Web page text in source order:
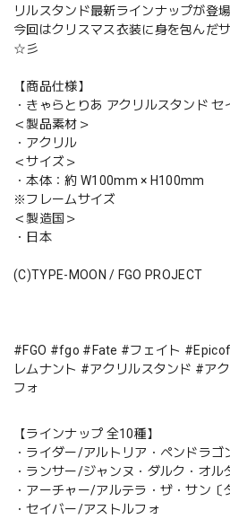
リルスタンド最新ラインナップが登場
今回はクリスマス衣装に身を包んだ
☆彡
【商品仕様】
・きゃらとりあ アクリルスタンド
＜製品素材＞
・アクリル
＜サイズ＞
・本体：約 W100mm × H100mm
※フレームサイズ
＜製造国＞
・日本
(C)TYPE-MOON / FGO PROJECT
#FGO #fgo #Fate #フェイト
レムナント #アクリルスタンド #ア
フォ
【ラインナップ 全10種】
・ライダー/アルトリア・ペンドラゴ
・ランサー/ジャンヌ・ダルク・オル
・アーチャー/アルテラ・ザ・サン〔
・セイバー/アストルフォ